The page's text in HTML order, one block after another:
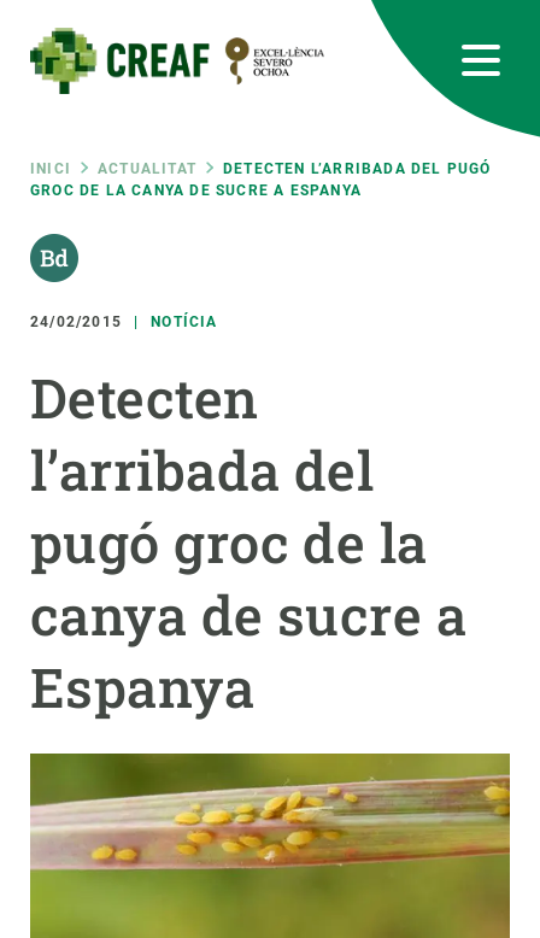
contingut
Fil
d'ariadna
INICI ACTUALITAT
DETECTEN L’ARRIBADA DEL PUGÓ
GROC DE LA CANYA DE SUCRE A ESPANYA
24/02/2015 NOTÍCIA
Detecten
l’arribada del
pugó groc de la
canya de sucre a
Espanya
RRSS
Featured
responsive
INTRANET
Responsive
menu
RECERCA
CIÈNCIA EN ACCIÓ
UNEIX-TE A NOSALTRES
NOTÍCIES I AGENDA